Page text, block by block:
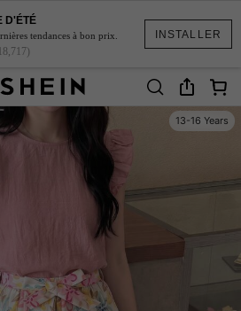
INSTALLER
D'ÉTÉ
tendances à bon prix.
13-16 Years